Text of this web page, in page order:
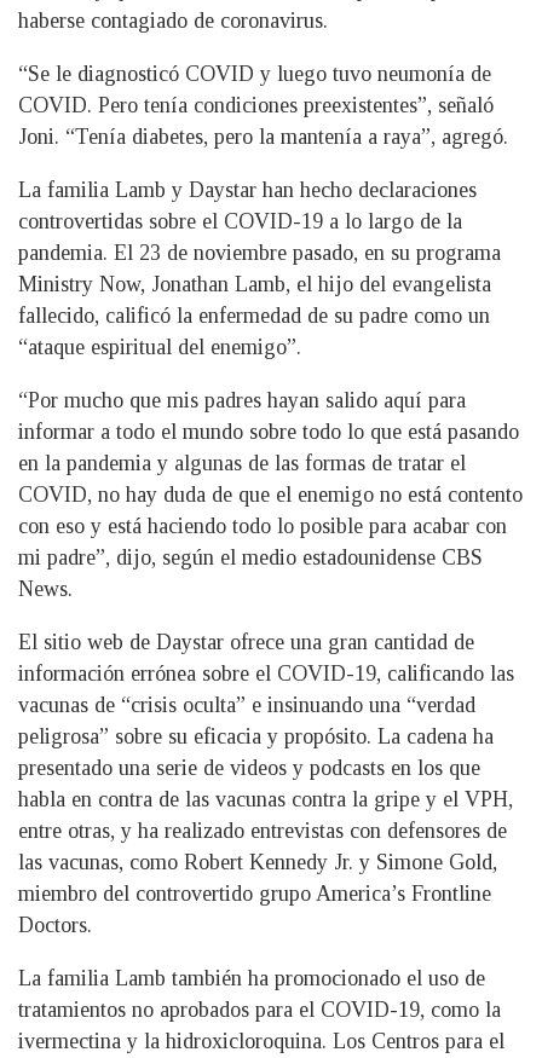
haberse contagiado de coronavirus.
“Se le diagnosticó COVID y luego tuvo neumonía de
COVID. Pero tenía condiciones preexistentes”, señaló
Joni. “Tenía diabetes, pero la mantenía a raya”, agregó.
La familia Lamb y Daystar han hecho declaraciones
controvertidas sobre el COVID-19 a lo largo de la
pandemia. El 23 de noviembre pasado, en su programa
Ministry Now, Jonathan Lamb, el hijo del evangelista
fallecido, calificó la enfermedad de su padre como un
“ataque espiritual del enemigo”.
“Por mucho que mis padres hayan salido aquí para
informar a todo el mundo sobre todo lo que está pasando
en la pandemia y algunas de las formas de tratar el
COVID, no hay duda de que el enemigo no está contento
con eso y está haciendo todo lo posible para acabar con
mi padre”, dijo, según el medio estadounidense CBS
News.
El sitio web de Daystar ofrece una gran cantidad de
información errónea sobre el COVID-19, calificando las
vacunas de “crisis oculta” e insinuando una “verdad
peligrosa” sobre su eficacia y propósito. La cadena ha
presentado una serie de videos y podcasts en los que
habla en contra de las vacunas contra la gripe y el VPH,
entre otras, y ha realizado entrevistas con defensores de
las vacunas, como Robert Kennedy Jr. y Simone Gold,
miembro del controvertido grupo America’s Frontline
Doctors.
La familia Lamb también ha promocionado el uso de
tratamientos no aprobados para el COVID-19, como la
ivermectina y la hidroxicloroquina. Los Centros para el